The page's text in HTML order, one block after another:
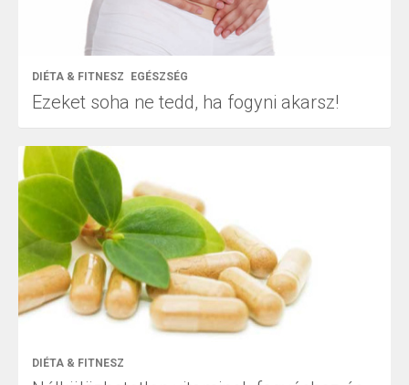
DIÉTA & FITNESZ EGÉSZSÉG
Ezeket soha ne tedd, ha fogyni akarsz!
DIÉTA & FITNESZ